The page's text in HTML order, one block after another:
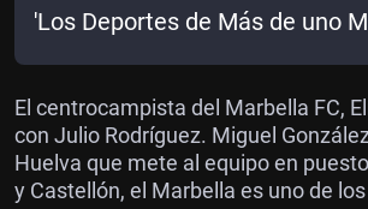
'Los Deportes de Más de uno
El centrocampista del Marbella FC,
con Julio Rodríguez. Miguel
Huelva que mete al equipo en
y Castellón, el Marbella es uno de